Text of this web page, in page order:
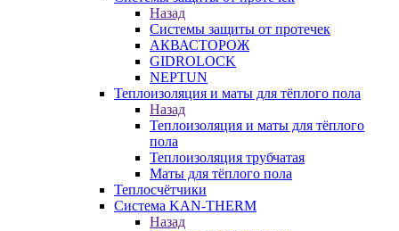
Назад
Системы защиты от протечек
АКВАСТОРОЖ
GIDROLOCK
NEPTUN
Теплоизоляция и маты для тёплого пола
Назад
Теплоизоляция и маты для тёплого
пола
Теплоизоляция трубчатая
Маты для тёплого пола
Теплосчётчики
Система KAN-THERM
Назад